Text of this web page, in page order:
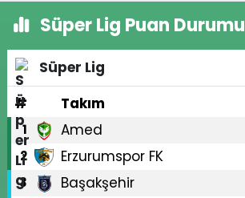
Süper Lig Puan Durumu
Süper Lig
#
Takım
1 Amed
2 Erzurumspor FK
3 Başakşehir